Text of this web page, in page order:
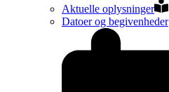
Aktuelle oplysninger
Datoer og begivenheder